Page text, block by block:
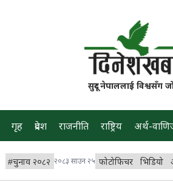
सुदूर नेपाललाई विश्वसँग
गृह प्रदेश राजनीति राष्ट्रिय अर्थ-
#चुनाव २०८२ २०८३ साउन २५ फोटोफिचर भिडियो